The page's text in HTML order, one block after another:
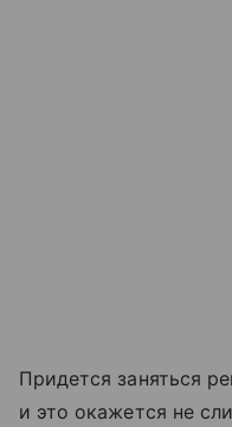
Придется заняться
и это окажется не